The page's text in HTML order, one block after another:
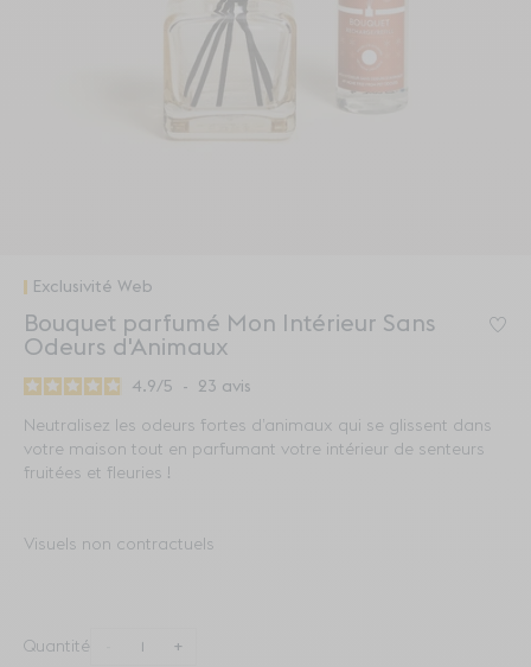
Exclusivité Web
Bouquet parfumé Mon Intérieur Sans
Odeurs d'Animaux
4.9/5 - 23 avis
Neutralisez les odeurs fortes d’animaux qui se glissent dans
votre maison tout en parfumant votre intérieur de senteurs
fruitées et fleuries !
Visuels non contractuels
Quantité +